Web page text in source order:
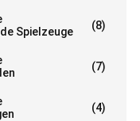
Spielzeuge
(8)
(7)
(4)